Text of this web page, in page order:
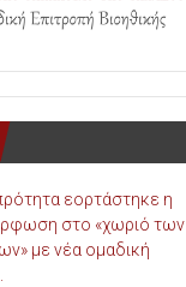
εορτάστηκε η
στο «χωριό των
με νέα ομαδική